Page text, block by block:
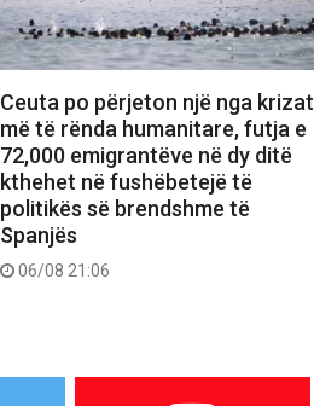
Ceuta po përjeton një nga krizat
më të rënda humanitare, futja e
72,000 emigrantëve në dy ditë
kthehet në fushëbetejë të
politikës së brendshme të
Spanjës
06/08 21:06